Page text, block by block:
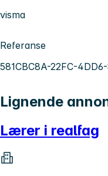
visma
Referanse
581CBC8A-22FC-
Lignende
Lærer i realfag